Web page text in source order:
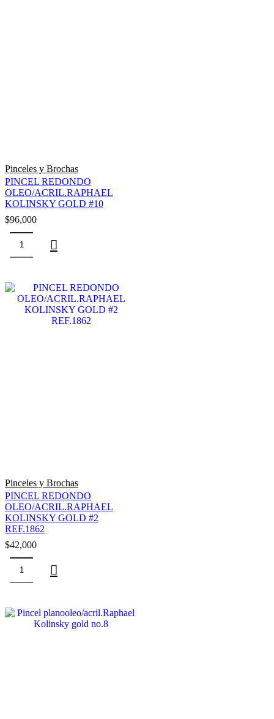
Pinceles y Brochas
PINCEL REDONDO
OLEO/ACRIL.RAPHAEL
KOLINSKY GOLD #10
$96,000
Pinceles y Brochas
PINCEL REDONDO
OLEO/ACRIL.RAPHAEL
KOLINSKY GOLD #2
REF.1862
$42,000